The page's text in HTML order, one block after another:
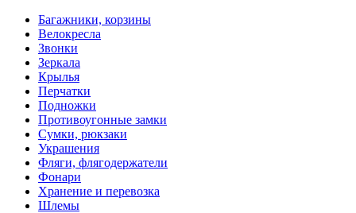
Багажники, корзины
Велокресла
Звонки
Зеркала
Крылья
Перчатки
Подножки
Противоугонные замки
Сумки, рюкзаки
Украшения
Фляги, флягодержатели
Фонари
Хранение и перевозка
Шлемы